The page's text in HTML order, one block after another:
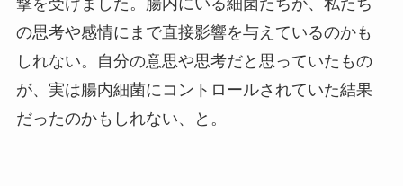
の思考や感情にまで直接影響を与えているのかも
しれない。自分の意思や思考だと思っていたもの
が、実は腸内細菌にコントロールされていた結果
だったのかもしれない、と。